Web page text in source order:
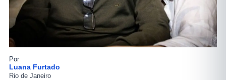
Por
Luana Furtado
Rio de Janeiro